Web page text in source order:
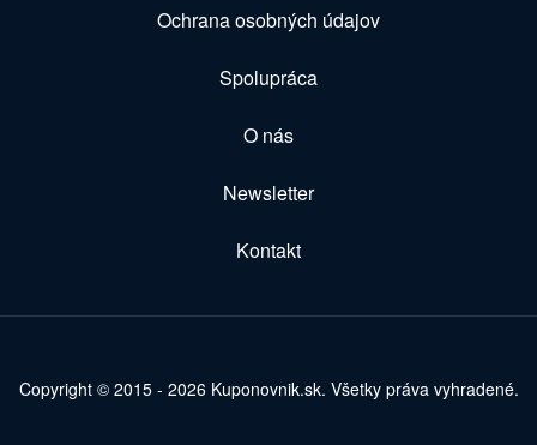
Ochrana osobných údajov
Spolupráca
O nás
Newsletter
Kontakt
Copyright © 2015 - 2026 Kuponovnik.sk. Všetky práva vyhradené.